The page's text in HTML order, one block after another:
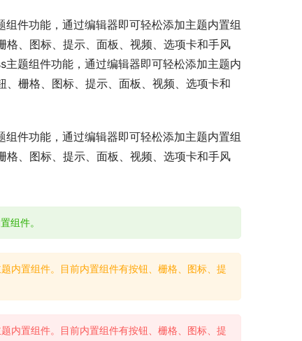
组件功能，通过编辑器即可轻松添加主题内置组
格、图标、提示、面板、视频、选项卡和手风
主题组件功能，通过编辑器即可轻松添加主题内
、栅格、图标、提示、面板、视频、选项卡和
组件功能，通过编辑器即可轻松添加主题内置组
格、图标、提示、面板、视频、选项卡和手风
组件。
内置组件。目前内置组件有按钮、栅格、图标、提
内置组件。目前内置组件有按钮、栅格、图标、提